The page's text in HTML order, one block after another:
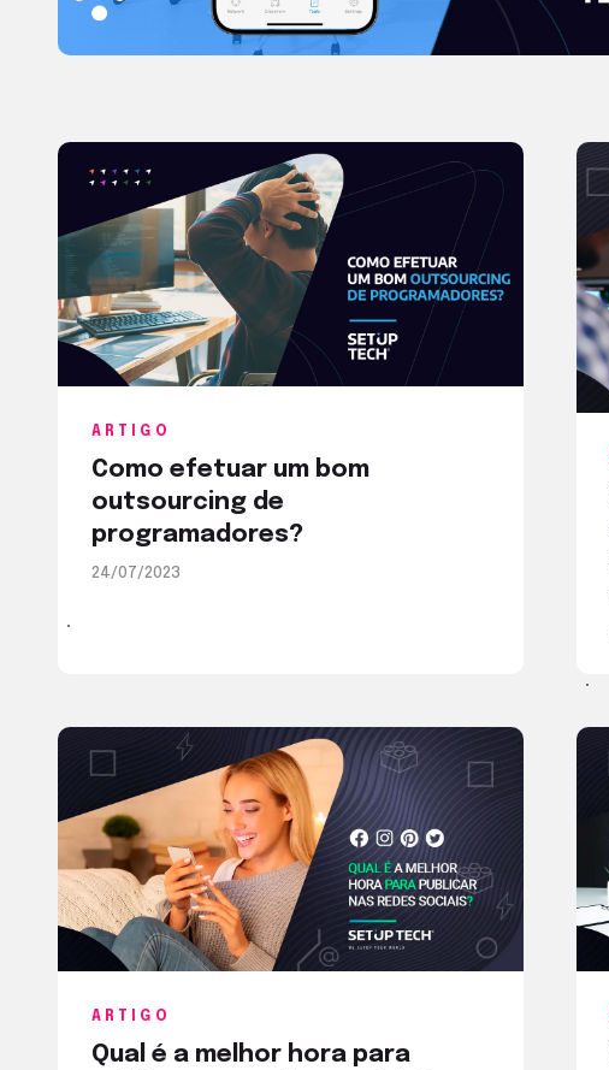
ARTIGO
Como efetuar um bom
outsourcing de
programadores?
24/07/2023
ARTIGO
Qual é a melhor hora para